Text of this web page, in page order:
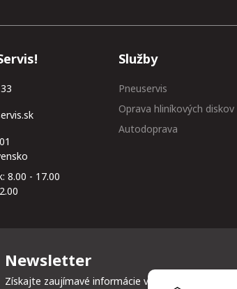
8.00 - 17.00
Služby
Pneuservis
Oprava hliníkových diskov
Autodoprava
Newsletter
Získajte zaujímavé informácie vždy medzi prvými